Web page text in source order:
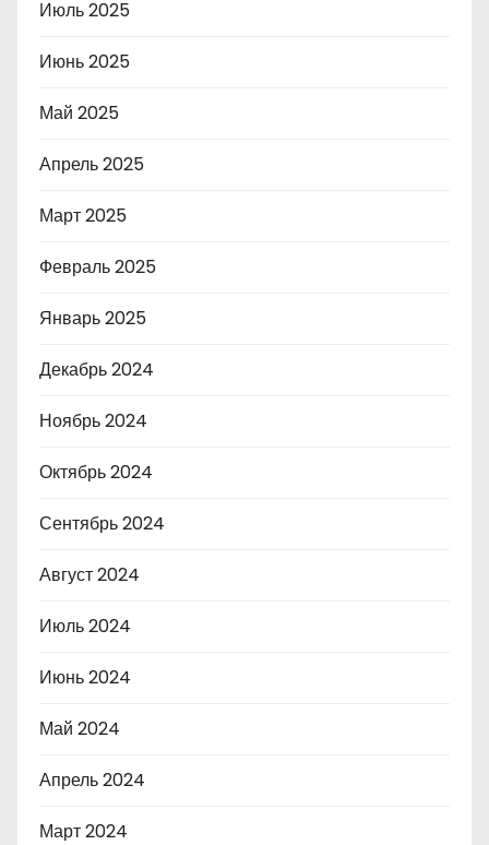
Июль 2025
Июнь 2025
Май 2025
Апрель 2025
Март 2025
Февраль 2025
Январь 2025
Декабрь 2024
Ноябрь 2024
Октябрь 2024
Сентябрь 2024
Август 2024
Июль 2024
Июнь 2024
Май 2024
Апрель 2024
Март 2024